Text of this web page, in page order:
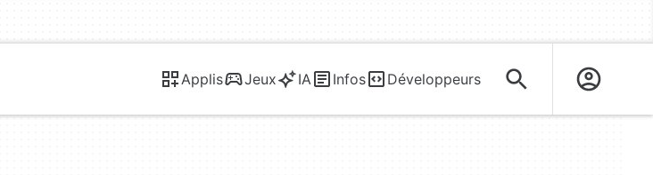
Applis Jeux IA Infos Développeurs